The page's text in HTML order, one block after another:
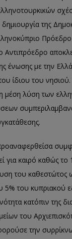
της
Πρόεδρο
Αντιπρόεδρο
ένωσης με την
ίδιου του
μέση λύση των
για καιρό καθώς το
του καθεστώτος
5% του κυπριακού
κατόπιν της
του
την